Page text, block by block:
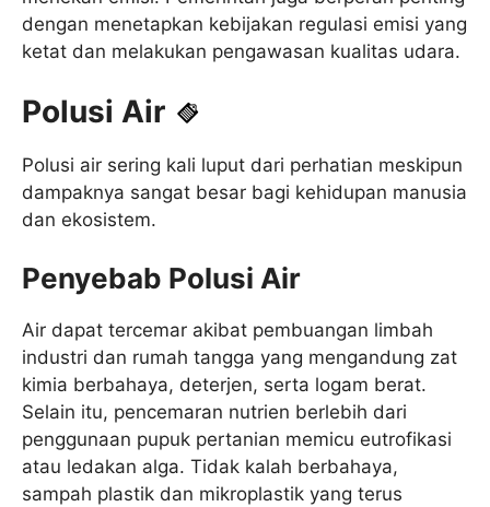
dengan menetapkan kebijakan regulasi emisi yang
ketat dan melakukan pengawasan kualitas udara.
Polusi Air
Polusi air sering kali luput dari perhatian meskipun
dampaknya sangat besar bagi kehidupan manusia
dan ekosistem.
Penyebab Polusi Air
Air dapat tercemar akibat pembuangan limbah
industri dan rumah tangga yang mengandung zat
kimia berbahaya, deterjen, serta logam berat.
Selain itu, pencemaran nutrien berlebih dari
penggunaan pupuk pertanian memicu eutrofikasi
atau ledakan alga. Tidak kalah berbahaya,
sampah plastik dan mikroplastik yang terus